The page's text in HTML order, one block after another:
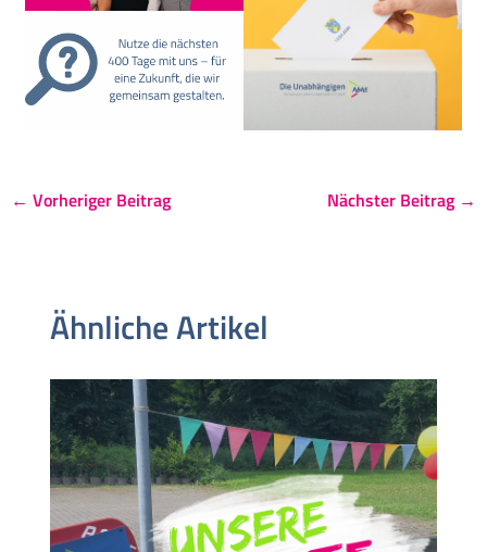
← Vorheriger Beitrag Nächster Beitrag →
Ähnliche Artikel